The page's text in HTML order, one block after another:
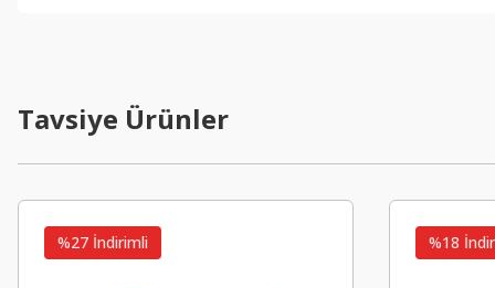
Ürün bilgilerinde hatalar bulunuyor.
Ürün fiyatı diğer sitelerden daha pahalı.
Tavsiye Ürünler
%27 İndirimli %18